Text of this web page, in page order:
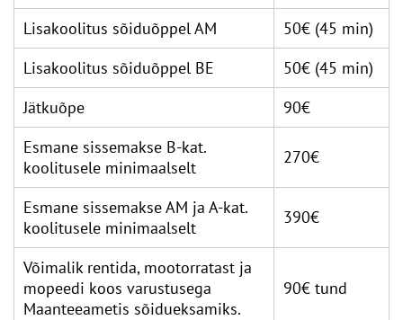
Lisakoolitus sõiduõppel AM
50€ (45 min)
Lisakoolitus sõiduõppel BE
50€ (45 min)
Jätkuõpe
90€
Esmane sissemakse B-kat.
koolitusele minimaalselt
270€
Esmane sissemakse AM ja A-kat.
koolitusele minimaalselt
390€
Võimalik rentida, mootorratast ja
mopeedi koos varustusega
Maanteeametis sõidueksamiks.
90€ tund